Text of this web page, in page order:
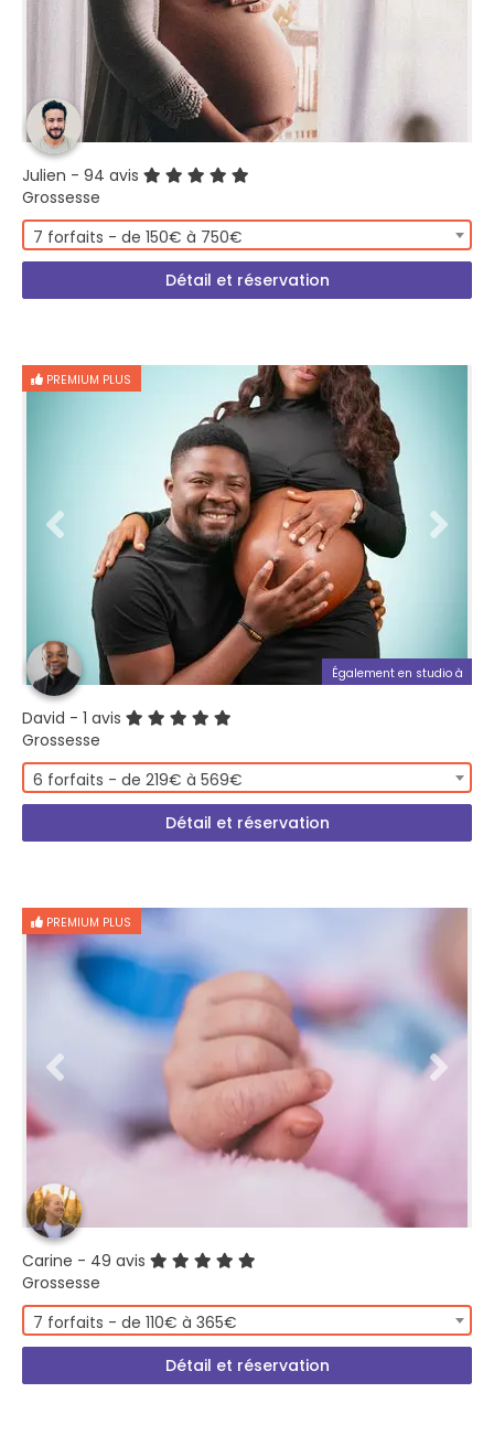
Julien - 94 avis
Grossesse
7 forfaits - de 150€ à 750€
Détail et réservation
PREMIUM PLUS
Également en studio à
David - 1 avis
Grossesse
6 forfaits - de 219€ à 569€
Détail et réservation
PREMIUM PLUS
Carine - 49 avis
Grossesse
7 forfaits - de 110€ à 365€
Détail et réservation